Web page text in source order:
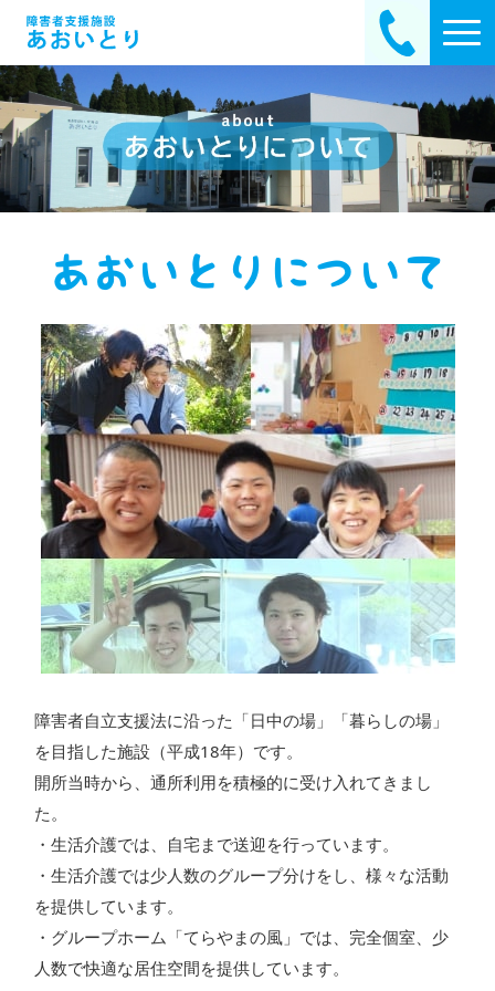
あおいとりについて
障害者自立支援法に沿った「日中の場」「暮らしの場」
を目指した施設（平成18年）です。
開所当時から、通所利用を積極的に受け入れてきまし
た。
・生活介護では、自宅まで送迎を行っています。
・生活介護では少人数のグループ分けをし、様々な活動
を提供しています。
・グループホーム「てらやまの風」では、完全個室、少
人数で快適な居住空間を提供しています。